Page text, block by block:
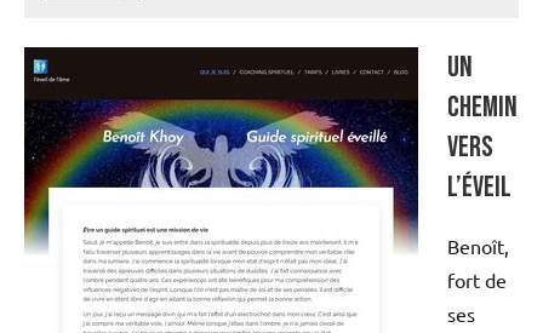
Un
chemin
vers
l’éveil
Benoît,
fort de
ses